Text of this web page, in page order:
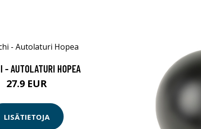
- AUTOLATURI HOPEA
27.9 EUR
LISÄTIETOJA